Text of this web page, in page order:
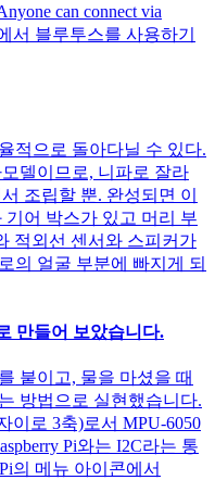
can connect via
서 블루투스를 사용하기
적으로 돌아다닐 수 있다.
델이므로, 니파로 잘라
조립할 뿐. 완성되면 이
어 박스가 있고 머리 부
적외선 센서와 스피커가
의 얼굴 부분에 빠지게 되
만들어 보았습니다.
붙이고, 물을 마셨을 때
방법으로 실현했습니다.
이로 3축)로서 MPU-6050
Pi와는 I2C라는 통
의 메뉴 아이콘에서